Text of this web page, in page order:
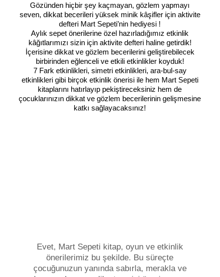
Gözünden hiçbir şey kaçmayan, gözlem yapmayı
seven, dikkat becerileri yüksek minik kâşifler için aktivite
defteri Mart Sepeti’nin hediyesi !
Aylık sepet önerilerine özel hazırladığımız etkinlik
kâğıtlarımızı sizin için aktivite defteri haline getirdik!
İçerisine dikkat ve gözlem becerilerini geliştirebilecek
birbirinden eğlenceli ve etkili etkinlikler koyduk!
7 Fark etkinlikleri, simetri etkinlikleri, ara-bul-say
etkinlikleri gibi birçok etkinlik önerisi ile hem Mart Sepeti
kitaplarını hatırlayıp pekiştireceksiniz hem de
çocuklarınızın dikkat ve gözlem becerilerinin gelişmesine
katkı sağlayacaksınız!
Evet, Mart Sepeti kitap, oyun ve etkinlik
önerilerimiz bu şekilde. Bu süreçte
çocuğunuzun yanında sabırla, merakla ve